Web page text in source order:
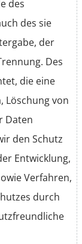
des
des sie
der
Des
die eine
Löschung von
Daten
den Schutz
Entwicklung,
Verfahren,
durch